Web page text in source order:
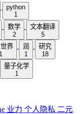
python
1
数学
2
文本翻译
5
界
1
润
1
研究
18
量子化学
1
业力 个人隐私 二元